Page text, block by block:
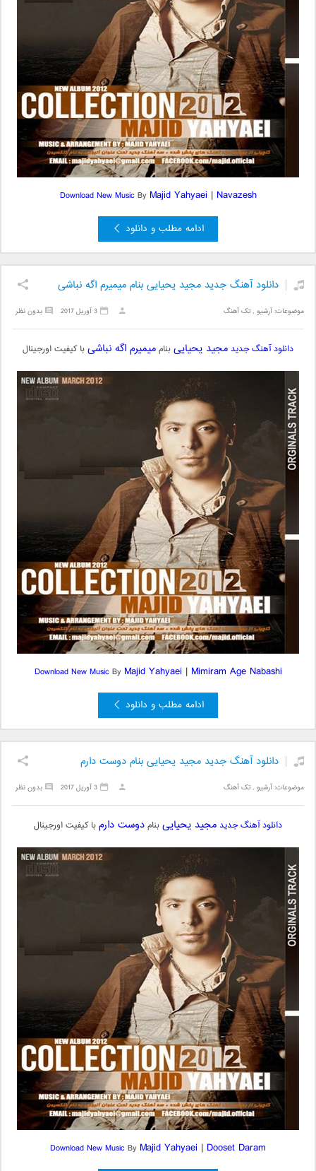
Download New MusicBy Majid Yahyaei | Navazesh
ادامه مطلب و دانلود
دانلود آهنگ جدید مجید یحیایی بنام میمیرم اگه نباشی
موضوعات:آرشیو ,تک آهنگ بدون نظر 3 آوریل 2017
دانلود آهنگ جدید مجید یحیاییبناممیمیرم اگه نباشیبا کیفیت اورجینال
Download New MusicBy Majid Yahyaei | Mimiram Age Nabashi
ادامه مطلب و دانلود
دانلود آهنگ جدید مجید یحیایی بنام دوست دارم
موضوعات:آرشیو ,تک آهنگ بدون نظر 3 آوریل 2017
دانلود آهنگ جدید مجید یحیاییبنامدوست دارمبا کیفیت اورجینال
Download New MusicBy Majid Yahyaei | Dooset Daram